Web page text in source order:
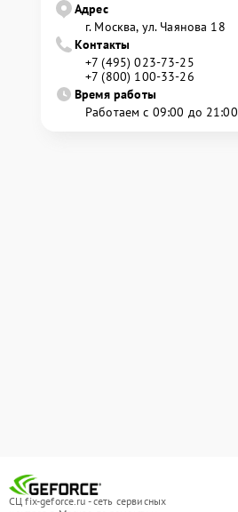
Адрес
г. Москва, ул. Чаянова 18
Контакты
+7 (495) 023-73-25
+7 (800) 100-33-26
Время работы
Работаем с 09:00 до 21:00
СЦ fix-geforce.ru - сеть сервисных